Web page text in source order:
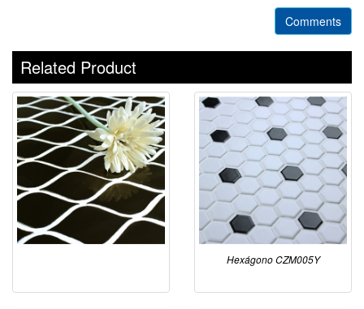
Comments
Related Product
Hexágono CZM005Y